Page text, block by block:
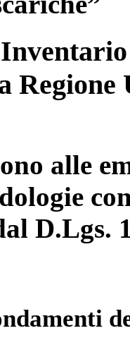
alle
D.Lgs.